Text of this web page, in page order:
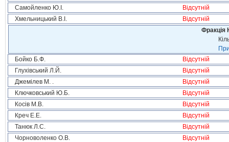
Самойленко Ю.І.
Відсутній
Хмельницький В.І.
Відсутній
Фракція
Бойко Б.Ф.
Відсутній
Глухівський Л.Й.
Відсутній
Джемілев М. .
Відсутній
Ключковський Ю.Б.
Відсутній
Косів М.В.
Відсутній
Креч Е.Е.
Відсутній
Танюк Л.С.
Відсутній
Чорноволенко О.В.
Відсутній